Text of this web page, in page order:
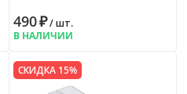
490₽/ шт.
В НАЛИЧИИ
СКИДКА 15%